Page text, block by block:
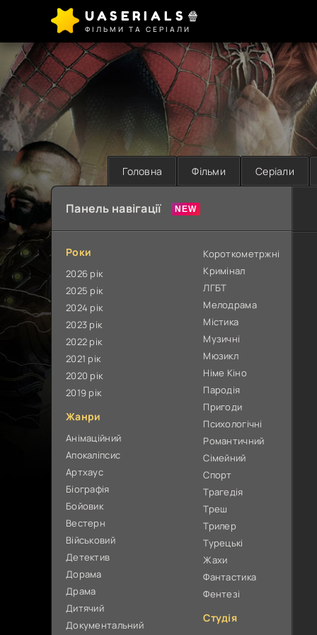
UASERIALS🍿
ФІЛЬМИ ТА СЕРІАЛИ
Головна Фільми Серіали
Панель навігації
Роки
2026 рік
2025 рік
2024 рік
2023 рік
2022 рік
2021 рік
2020 рік
2019 рік
Жанри
Анімаційний
Апокаліпсис
Артхаус
Біографія
Бойовик
Вестерн
Військовий
Детектив
Дорама
Драма
Дитячий
Документальний
Короткометржні
Кримінал
ЛГБТ
Мелодрама
Містика
Музичні
Мюзикл
Німе Кіно
Пародія
Пригоди
Психологічні
Романтичний
Сімейний
Спорт
Трагедія
Треш
Трилер
Турецькі
Жахи
Фантастика
Фентезі
Студія